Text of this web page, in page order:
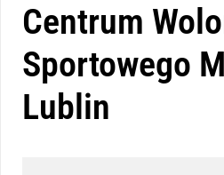
Centrum
Sportowego
Lublin